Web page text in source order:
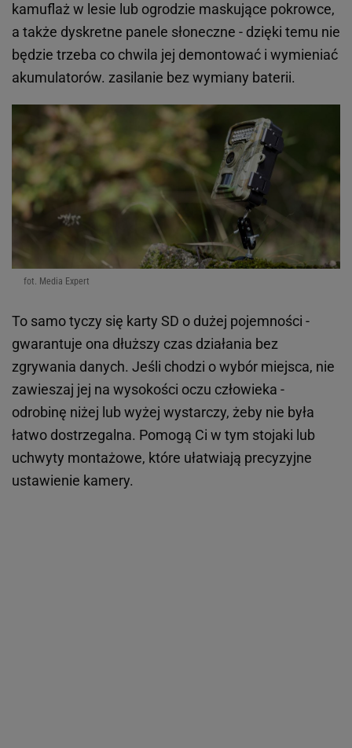
kamuflaż w lesie lub ogrodzie maskujące pokrowce,
a także dyskretne panele słoneczne - dzięki temu nie
będzie trzeba co chwila jej demontować i wymieniać
akumulatorów. zasilanie bez wymiany baterii.
fot. Media Expert
To samo tyczy się karty SD o dużej pojemności -
gwarantuje ona dłuższy czas działania bez
zgrywania danych. Jeśli chodzi o wybór miejsca, nie
zawieszaj jej na wysokości oczu człowieka -
odrobinę niżej lub wyżej wystarczy, żeby nie była
łatwo dostrzegalna. Pomogą Ci w tym stojaki lub
uchwyty montażowe, które ułatwiają precyzyjne
ustawienie kamery.